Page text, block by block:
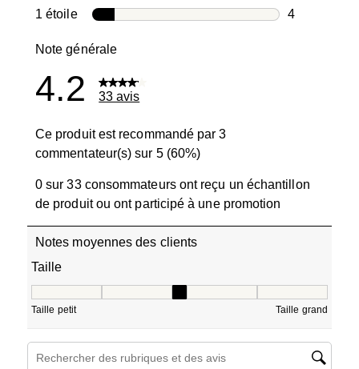
1 avis avec
1 étoileétoiles
4
Note générale
4.2 33 avis
Ce produit est recommandé par 3
commentateur(s) sur 5 (60%)
0 sur 33 consommateurs ont reçu un échantillon
de produit ou ont participé à une promotion
Notes moyennes des clients
Taille
Taille petit Taille grand
Zone de recherche de sujet et d'avis